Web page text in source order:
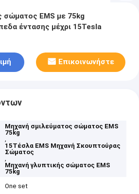
σώματος EMS με 75kg
έντασης μέχρι 15Tesla
Επικοινωνήστε
Μηχανή σμιλεύματος σώματος EMS
75kg
,
15Τέσλα EMS Μηχανή Σκουπτούρας
Σώματος
,
Μηχανή γλυπτικής σώματος EMS
75kg
One set